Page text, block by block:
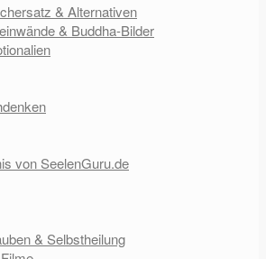
& Alternativen
& Buddha-Bilder
von SeelenGuru.de
& Selbstheilung